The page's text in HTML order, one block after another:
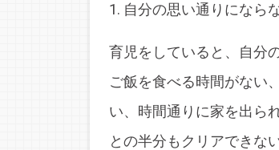
1. 自分の思い通りになら
育児をしていると、自分
ご飯を食べる時間がない
い、時間通りに家を出ら
との半分もクリアできな